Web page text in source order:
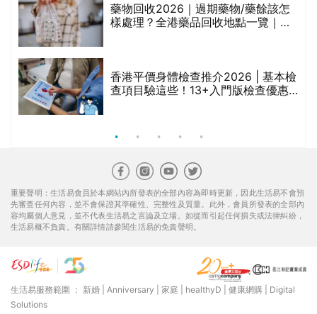
藥物回收2026｜過期藥物/藥餘該怎
樣處理？全港藥品回收地點一覽｜屈
香港平價身體檢查推介2026 | 基本檢
查項目驗這些！13+入門版檢查優惠
重要聲明：生活易會員於本網站內所發表的全部內容為即時更新，因此生活易不會預
先審查任何內容，並不會保證其準確性、完整性及質量。此外，會員所發表的全部內
容均屬個人意見，並不代表生活易之言論及立場。如從而引起任何損失或法律糾紛，
生活易概不負責。有關詳情請參閱生活易的免責聲明。
生活易服務範圍 ： 新婚 Anniversary 家庭 healthyD 健康網購
Digital
Solutions